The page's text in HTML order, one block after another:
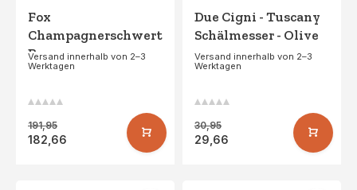
Fox
Champagnerschwert
Bronze
Versand innerhalb von 2–3
Werktagen
191,95
182,66
Due Cigni - Tuscany
Schälmesser - Olive
Versand innerhalb von 2–3
Werktagen
30,95
29,66